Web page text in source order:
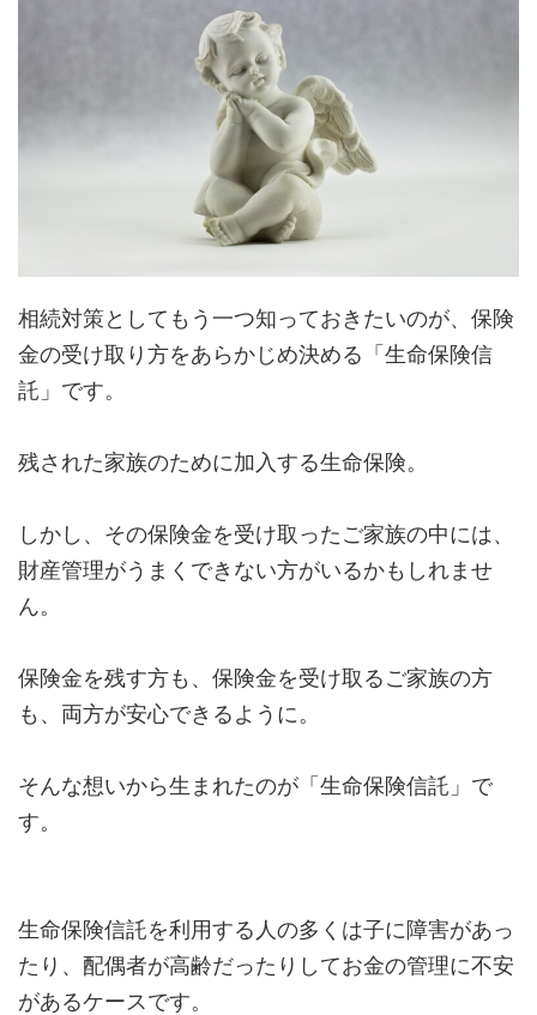
相続対策としてもう一つ知っておきたいのが、保険
金の受け取り方をあらかじめ決める「生命保険信
託」です。
残された家族のために加入する生命保険。
しかし、その保険金を受け取ったご家族の中には、
財産管理がうまくできない方がいるかもしれませ
ん。
保険金を残す方も、保険金を受け取るご家族の方
も、両方が安心できるように。
そんな想いから生まれたのが「生命保険信託」で
す。
生命保険信託を利用する人の多くは子に障害があっ
たり、配偶者が高齢だったりしてお金の管理に不安
があるケースです。